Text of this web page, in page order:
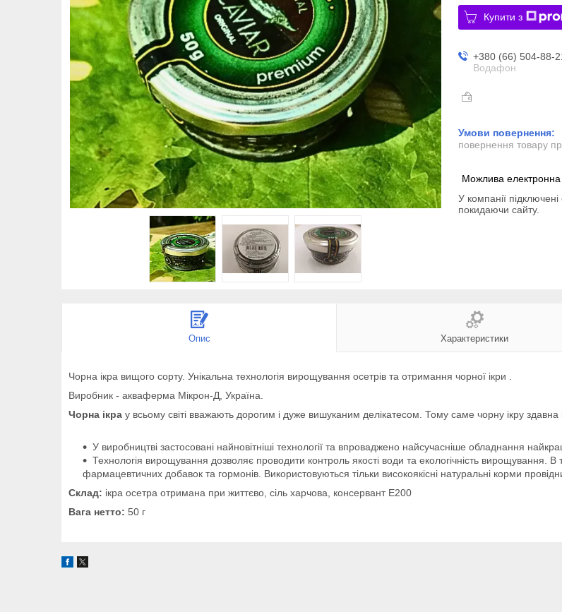
Купити з
+380 (66) 504-88-
Водафон
повернення товару
У компанії
покидаючи сайту.
Опис Характеристики
Чорна ікра вищого сорту. Унікальна технологія вирощування осетрів та отримання чорної ікри .
Виробник - акваферма Мікрон-Д, Україна.
Чорна ікра у всьому світі вважають дорогим і дуже вишуканим делікатесом. Тому саме чорну ікру
У виробництві застосовані найновітніші технології та впроваджено найсучасніше обладнання
Технологія вирощування дозволяє проводити контроль якості води та екологічність вирощування. В
фармацевтичних добавок та гормонів. Використовуються тільки високоякісні натуральні корми
Склад: ікра осетра отримана при життєво, сіль харчова, консервант Е200
Вага нетто: 50 г